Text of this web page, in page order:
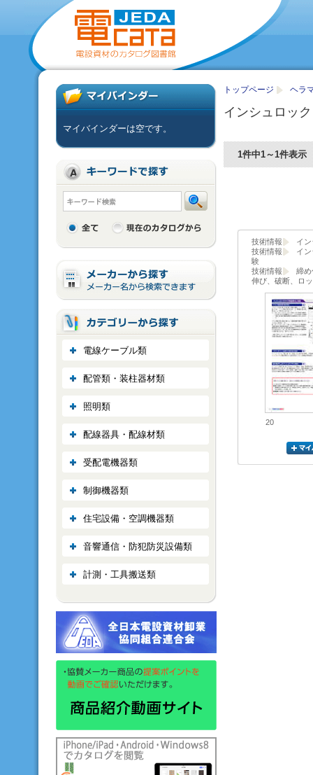
トップページ ヘラ
インシュロッ
1件中1～1件表示
技術情報
イ
技術情報
イ
験
技術情報
締め
伸び、破断、ロ
20
マイバインダーは空です。
電線ケーブル類
配管類・装柱器材類
照明類
配線器具・配線材類
受配電機器類
制御機器類
住宅設備・空調機器類
音響通信・防犯防災設備類
計測・工具搬送類